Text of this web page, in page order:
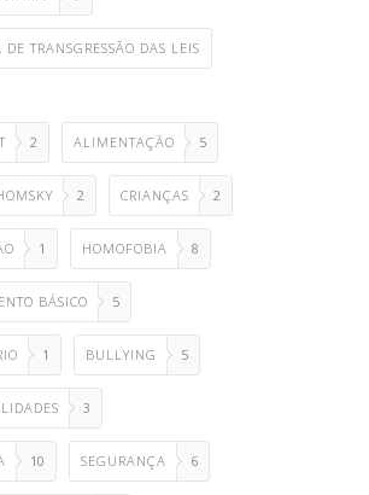
DE TRANSGRESSÃO DAS LEIS
2 ALIMENTAÇÃO 5
2 CRIANÇAS 2
1 HOMOFOBIA 8
BÁSICO 5
1 BULLYING 5
3
10 SEGURANÇA 6